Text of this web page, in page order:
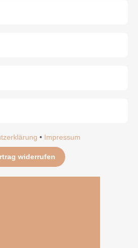
• Impressum
widerrufen